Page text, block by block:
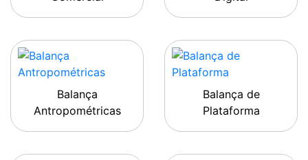
Balança
Antropométricas
Balança de
Plataforma